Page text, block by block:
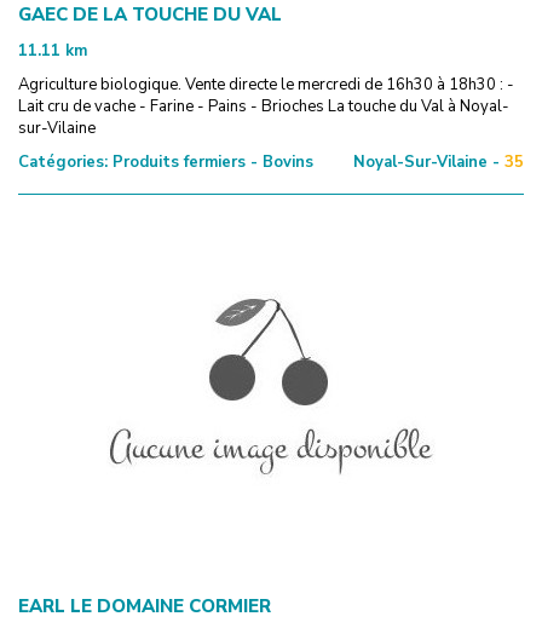
GAEC DE LA TOUCHE DU VAL
11.11 km
Agriculture biologique. Vente directe le mercredi de 16h30 à 18h30 : -
Lait cru de vache - Farine - Pains - Brioches La touche du Val à Noyal-
sur-Vilaine
Catégories: Produits fermiers - Bovins Noyal-Sur-Vilaine - 35
EARL LE DOMAINE CORMIER